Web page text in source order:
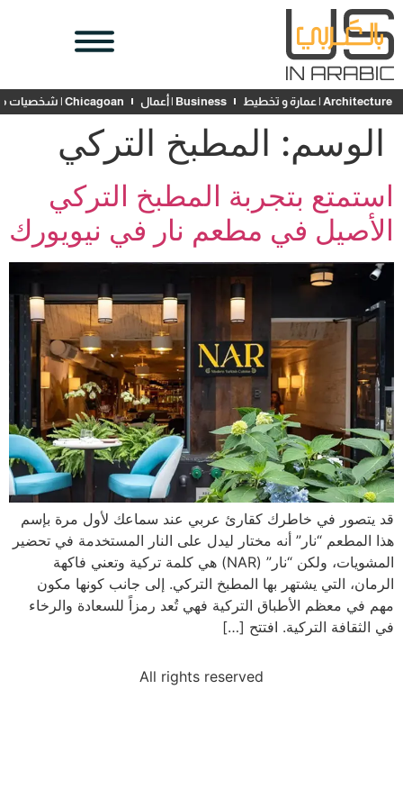
Architecture | عمارة و تخطيط Business | أعمال Chicagoan | شخصيات محلية
الوسم: المطبخ التركي
استمتع بتجربة المطبخ التركي
الأصيل في مطعم نار في نيويورك
قد يتصور في خاطرك كقارئ عربي عند سماعك لأول مرة بإسم
هذا المطعم “نار” أنه مختار ليدل على النار المستخدمة في تحضير
المشويات، ولكن “نار” (NAR) هي كلمة تركية وتعني فاكهة
الرمان، التي يشتهر بها المطبخ التركي. إلى جانب كونها مكون
مهم في معظم الأطباق التركية فهي تُعد رمزاً للسعادة والرخاء
في الثقافة التركية. افتتح […]
All rights reserved